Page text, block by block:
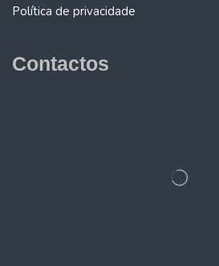
Política de privacidade
Contactos